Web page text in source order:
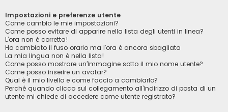
Impostazioni e preferenze utente
Come cambio le mie impostazioni?
Come posso evitare di apparire nella lista degli utenti in linea?
L’ora non è corretta!
Ho cambiato il fuso orario ma l’ora è ancora sbagliata
La mia lingua non è nella lista!
Come posso mostrare un’immagine sotto il mio nome utente?
Come posso inserire un avatar?
Qual è il mio livello e come faccio a cambiarlo?
Perché quando clicco sul collegamento all’indirizzo di posta di un
utente mi chiede di accedere come utente registrato?